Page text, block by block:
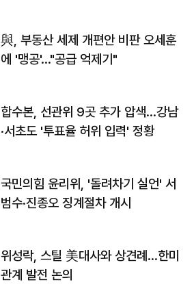
與, 부동산 세제 개편안 비판 오세훈
에 '맹공'…"공급 억제기"
합수본, 선관위 9곳 추가 압색…강남
·서초도 '투표율 허위 입력' 정황
국민의힘 윤리위, '돌려차기 실언' 서
범수·진종오 징계절차 개시
위성락, 스틸 美대사와 상견례…한미
관계 발전 논의